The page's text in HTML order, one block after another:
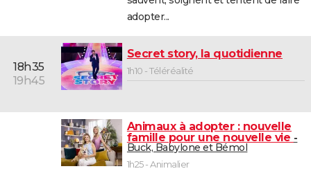
adopter...
18h35
19h45
Secret story, la quotidienne
1h10 - Téléréalité
Animaux à adopter : nouvelle
famille pour une nouvelle vie
Buck, Babylone et Bémol
1h25 - Animalier